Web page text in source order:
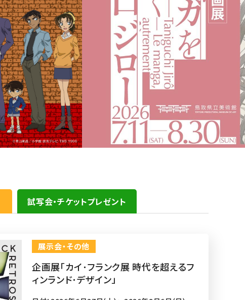
試写会・チケットプレゼント
展示会・その他
企画展「カイ･フランク展 時代を超えるフ
ィンランド･デザイン」